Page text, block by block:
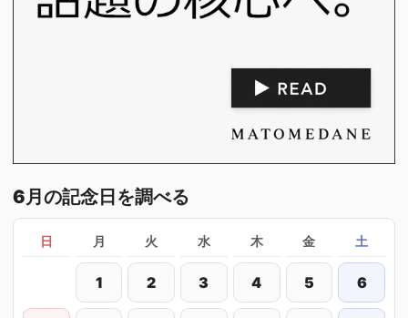
6月の記念日を調べる
日 月 火 水 木 金 土
1 2 3 4 5 6